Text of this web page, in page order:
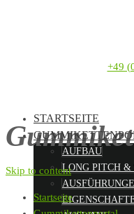
+49
STARTSEITE
AUFBAU
LONG PITCH &
Skip to content
Startseite